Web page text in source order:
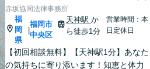
赤坂協同法律事務所
福
岡
県
|
福岡市
中央区
天神駅 か
ら徒歩1分
営業時間：本
日定休日
【初回相談無料】【天神駅1分】あなた
の気持ちに寄り添います！知恵と体力